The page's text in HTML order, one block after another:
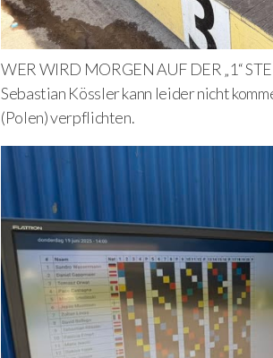
WER WIRD MORGEN AUF DER „1“
Sebastian Kössler kann leider nicht
(Polen) verpflichten.